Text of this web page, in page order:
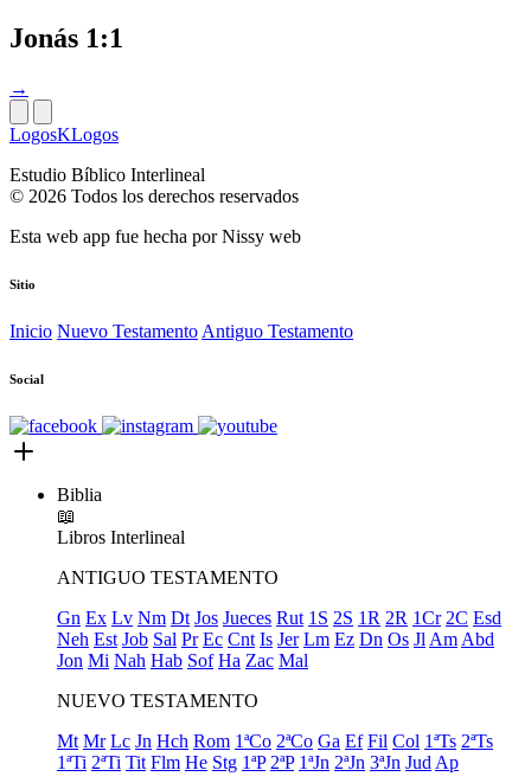
Jonás 1:1
→
LogosKLogos
Estudio Bíblico Interlineal
© 2026 Todos los derechos reservados
Esta web app fue hecha porNissy web
Sitio
Inicio Nuevo Testamento Antiguo Testamento
Social
Biblia
📖
Libros Interlineal
ANTIGUO TESTAMENTO
Gn Ex Lv Nm Dt Jos Jueces Rut 1S 2S 1R 2R 1Cr 2C Esd
Neh Est Job Sal Pr Ec Cnt Is Jer Lm Ez Dn Os Jl Am Abd
Jon Mi Nah Hab Sof Ha Zac Mal
NUEVO TESTAMENTO
Mt Mr Lc Jn Hch Rom 1ªCo 2ªCo Ga Ef Fil Col 1ªTs 2ªTs
1ªTi 2ªTi Tit Flm He Stg 1ªP 2ªP 1ªJn 2ªJn 3ªJn Jud Ap